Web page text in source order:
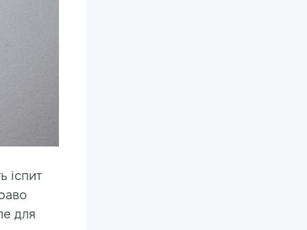
іспит
для